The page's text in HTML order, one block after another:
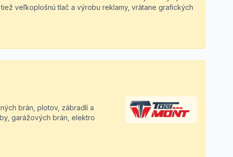
veľkoplošnú tlač a výrobu reklamy, vrátane grafických
brán, plotov, zábradlí a
garážových brán, elektro